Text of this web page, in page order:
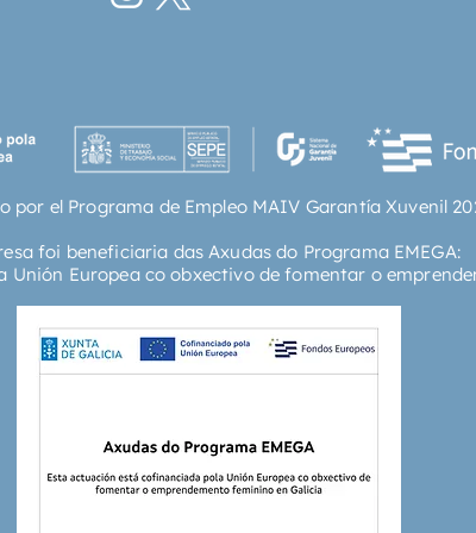
como
Carlos
Dowd.
el
por el Programa de Empleo MAIV Garantía Xuvenil
foi beneficiaria das Axudas do Programa EMEGA:
Unión Europea co obxectivo de fomentar o